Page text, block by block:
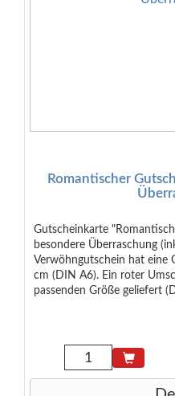
Romantischer
Gutscheinkarte
besondere Überraschung
Verwöhngutschein hat eine
cm (DIN A6). Ein roter
passenden Größe geliefert